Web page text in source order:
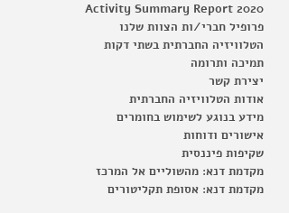
במלואוActivity Summary Report 2020
פרופיל חברי/ות הצוות שלנו
הטלוויזיה החברתית בשתי דקות
תמיכה ותרומה
יצירת קשר
אודות הטלוויזיה החברתית
מידע בנוגע לשימוש בחומרים
אישורים ודוחות
שקיפות פיננסית
מקדמת דנא: מהשוליים אל המרכז
מקדמת דנא: אסופת תקליטורים